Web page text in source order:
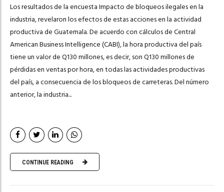
Los resultados de la encuesta Impacto de bloqueos ilegales en la
industria, revelaron los efectos de estas acciones en la actividad
productiva de Guatemala. De acuerdo con cálculos de Central
American Business Intelligence (CABI), la hora productiva del país
tiene un valor de Q130 millones, es decir, son Q130 millones de
pérdidas en ventas por hora, en todas las actividades productivas
del país, a consecuencia de los bloqueos de carreteras. Del número
anterior, la industria...
CONTINUE READING